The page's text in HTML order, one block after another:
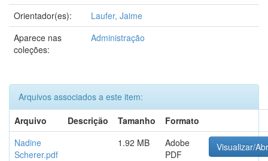
Orientador(es):
Laufer, Jaime
Aparece nas
coleções:
Administração
Arquivos associados a este item:
Arquivo
Descrição Tamanho
Formato
Nadine
Scherer.pdf
1.92 MB
Adobe
PDF
Visualizar/